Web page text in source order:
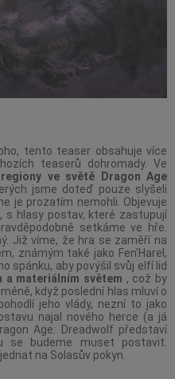
tento teaser obsahuje více
teaserů dohromady. Ve
ve světě Dragon Age
jsme doteď pouze slyšeli
je prozatím nemohli. Objevuje
, s hlasy postav, které zastupují
setkáme ve hře.
Již víme, že hra se zaměří na
známým také jako Fen'Harel,
spánku, aby povýšil svůj elfí lid
a materiálním světem , což by
když poslední hlas mluví o
jeho vlády, nezní to jako
najal nového herce (a já
Age: Dreadwolf představí
se budeme muset postavit.
na Solasův pokyn.